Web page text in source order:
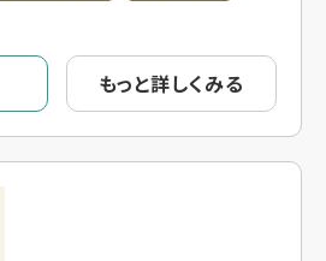
もっと詳しくみる